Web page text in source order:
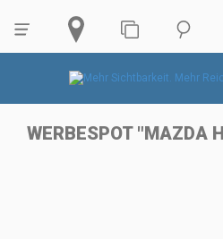
WERBESPOT "MAZDA